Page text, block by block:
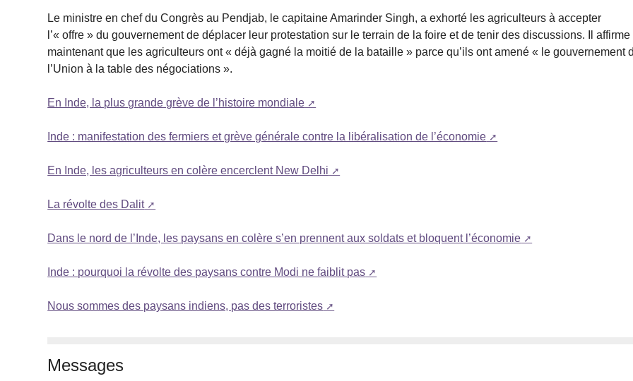
Le ministre en chef du Congrès au Pendjab, le capitaine Amarinder Singh, a exhorté les agriculteurs à accepter
l’« offre » du gouvernement de déplacer leur protestation sur le terrain de la foire et de tenir des discussions. Il affirme
maintenant que les agriculteurs ont « déjà gagné la moitié de la bataille » parce qu’ils ont amené « le gouvernement
l’Union à la table des négociations ».
En Inde, la plus grande grève de l’histoire mondiale
Inde : manifestation des fermiers et grève générale contre la libéralisation de l’économie
En Inde, les agriculteurs en colère encerclent New Delhi
La révolte des Dalit
Dans le nord de l’Inde, les paysans en colère s’en prennent aux soldats et bloquent l’économie
Inde : pourquoi la révolte des paysans contre Modi ne faiblit pas
Nous sommes des paysans indiens, pas des terroristes
Messages